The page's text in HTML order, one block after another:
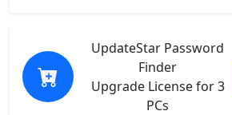
UpdateStar Password
Finder
Upgrade License for 3
PCs